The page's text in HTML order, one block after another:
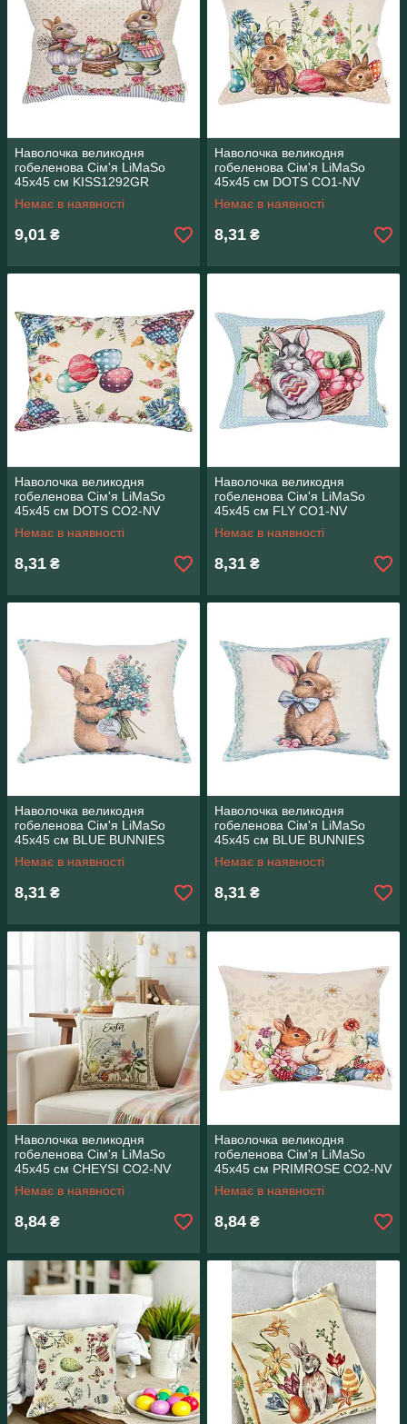
Наволочка великодня
гобеленова Сім'я LiMaSo
45х45 см KISS1292GR
Немає в наявності
9,01 ₴
Наволочка великодня
гобеленова Сім'я LiMaSo
45х45 см DOTS CO1-NV
Немає в наявності
8,31 ₴
Наволочка великодня
гобеленова Сім'я LiMaSo
45х45 см DOTS CO2-NV
Немає в наявності
8,31 ₴
Наволочка великодня
гобеленова Сім'я LiMaSo
45х45 см FLY CO1-NV
Немає в наявності
8,31 ₴
Наволочка великодня
гобеленова Сім'я LiMaSo
45х45 см BLUE BUNNIES
CO2-NV
Немає в наявності
8,31 ₴
Наволочка великодня
гобеленова Сім'я LiMaSo
45х45 см BLUE BUNNIES
CO2-NV
Немає в наявності
8,31 ₴
Наволочка великодня
гобеленова Сім'я LiMaSo
45х45 см CHEYSI CO2-NV
Немає в наявності
8,84 ₴
Наволочка великодня
гобеленова Сім'я LiMaSo
45х45 см PRIMROSE CO2-NV
Немає в наявності
8,84 ₴